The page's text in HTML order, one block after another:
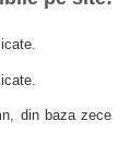
din baza zece